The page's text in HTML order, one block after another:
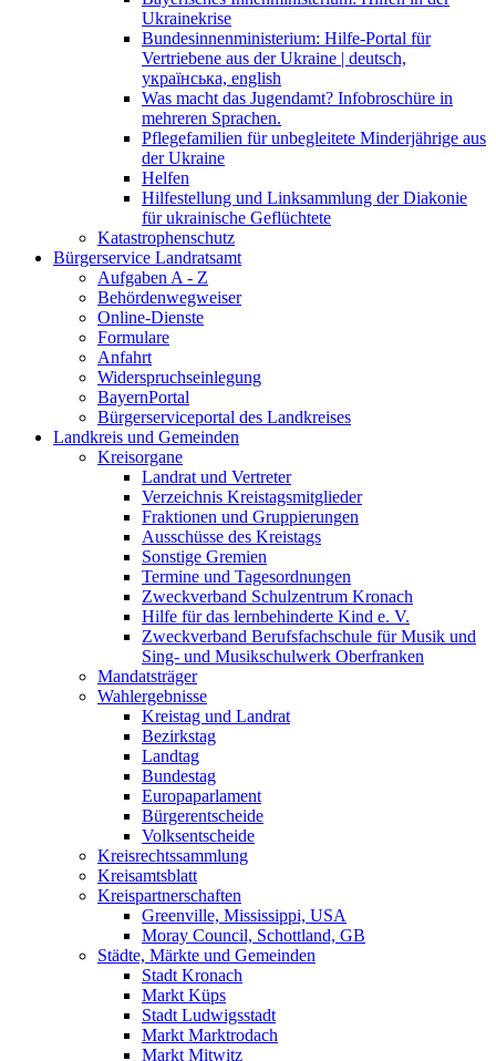
Ukrainekrise
Bundesinnenministerium: Hilfe-Portal für
Vertriebene aus der Ukraine | deutsch,
українська, english
Was macht das Jugendamt? Infobroschüre in
mehreren Sprachen.
Pflegefamilien für unbegleitete Minderjährige aus
der Ukraine
Helfen
Hilfestellung und Linksammlung der Diakonie
für ukrainische Geflüchtete
Katastrophenschutz
Bürgerservice Landratsamt
Aufgaben A - Z
Behördenwegweiser
Online-Dienste
Formulare
Anfahrt
Widerspruchseinlegung
BayernPortal
Bürgerserviceportal des Landkreises
Landkreis und Gemeinden
Kreisorgane
Landrat und Vertreter
Verzeichnis Kreistagsmitglieder
Fraktionen und Gruppierungen
Ausschüsse des Kreistags
Sonstige Gremien
Termine und Tagesordnungen
Zweckverband Schulzentrum Kronach
Hilfe für das lernbehinderte Kind e. V.
Zweckverband Berufsfachschule für Musik und
Sing- und Musikschulwerk Oberfranken
Mandatsträger
Wahlergebnisse
Kreistag und Landrat
Bezirkstag
Landtag
Bundestag
Europaparlament
Bürgerentscheide
Volksentscheide
Kreisrechtssammlung
Kreisamtsblatt
Kreispartnerschaften
Greenville, Mississippi, USA
Moray Council, Schottland, GB
Städte, Märkte und Gemeinden
Stadt Kronach
Markt Küps
Stadt Ludwigsstadt
Markt Marktrodach
Markt Mitwitz